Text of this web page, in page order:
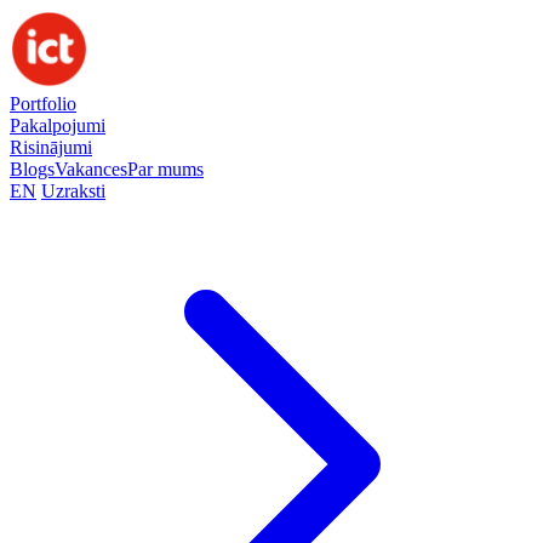
Portfolio
Pakalpojumi
Risinājumi
BlogsVakancesPar mums
EN Uzraksti